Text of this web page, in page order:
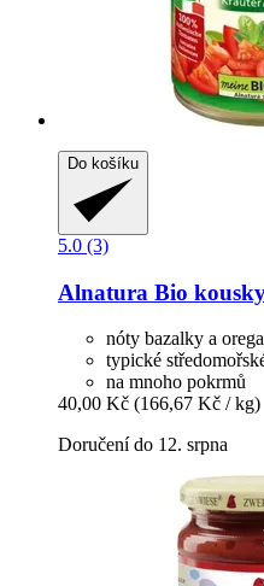
Do košíku
5.0 (3)
Alnatura Bio
nóty bazalky a
typické
na mnoho pokrmů
40,00 Kč (166,67 Kč / kg)
Doručení do 12. srpna